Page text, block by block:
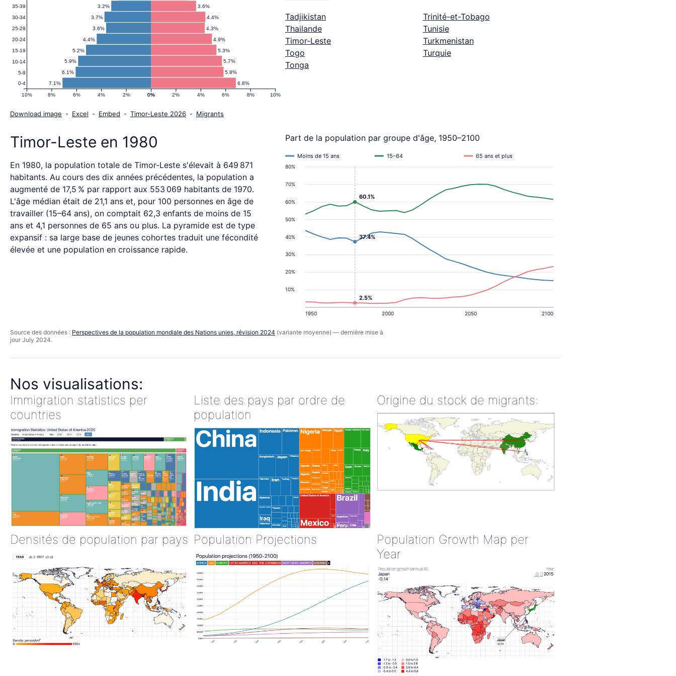
1980
6.8%
7.1%
5.8%
6.1%
5.7%
5.9%
5.3%
5.2%
4.9%
4.4%
4.3%
3.6%
4.4%
3.7%
3.6%
3.2%
0% 2% 4% 6% 8% 10%
10% 8% 6% 4% 2% 0%
0-4
5-9
10-14
15-19
20-24
25-29
30-34
35-39
Download image - Excel - Embed - Timor-Leste 2026 - Migrants
Tadjikistan
Thailande
Timor-Leste
Togo
Tonga
Trinité-et-Tobago
Tunisie
Turkmenistan
Turquie
Timor-Leste en 1980
En 1980, la population totale de Timor-Leste s'élevait à 649 871
habitants. Au cours des dix années précédentes, la population a
augmenté de 17,5 % par rapport aux 553 069 habitants de 1970.
L'âge médian était de 21,1 ans et, pour 100 personnes en âge de
travailler (15–64 ans), on comptait 62,3 enfants de moins de 15
ans et 4,1 personnes de 65 ans ou plus. La pyramide est de type
expansif : sa large base de jeunes cohortes traduit une fécondité
élevée et une population en croissance rapide.
Part de la population par groupe d'âge, 1950–2100
10%
20%
30%
40%
50%
60%
70%
80%
1950 2000 2050 2100
Moins de 15 ans 15–64 65 ans et plus
37.4%
2.5%
60.1%
Source des données : Perspectives de la population mondiale des Nations unies, révision 2024 (variante moyenne) — dernière mise à
jour July 2024.
Nos visualisations:
Immigration statistics per
countries
Liste des pays par ordre de
population
Origine du stock de migrants:
Densités de population par pays Population Projections
Population Growth Map per
Year